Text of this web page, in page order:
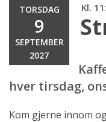
TORSDAG
9
SEPTEMBER
2027
Kl.
hver tirsdag,
Kom gjerne innom